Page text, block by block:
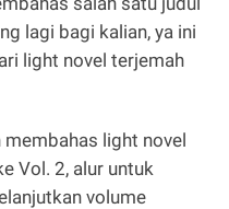
lagi bagi kalian, ya ini
light novel terjemah
membahas light novel
Vol. 2, alur untuk
volume